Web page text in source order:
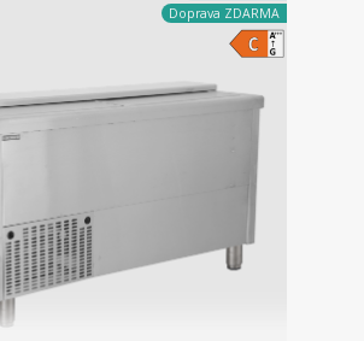
Doprava ZDARMA